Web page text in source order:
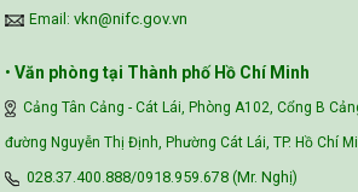
Email: vkn@nifc.gov.vn
• Văn phòng tại Thành phố Hồ Chí Minh
Cảng Tân Cảng - Cát Lái, Phòng A102, Cổng B
đường Nguyễn Thị Định, Phường Cát Lái, TP. Hồ Chí
028.37.400.888/0918.959.678 (Mr. Nghị)